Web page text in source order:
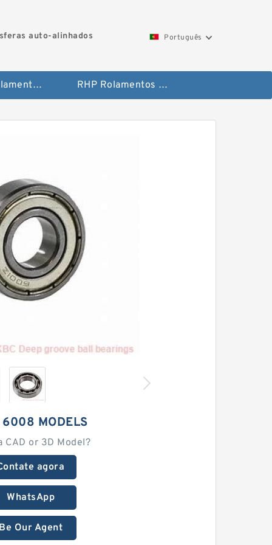
auto-alinhados Português
Toyana Rolamentos de agulha RHP Rolamentos de esferas auto-alinhados
MODELS
CAD or 3D Model?
agora
WhatsApp
Be Our Agent